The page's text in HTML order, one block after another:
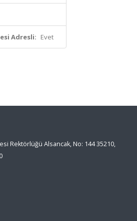
Adresli: Evet
Rektörlüğü Alsancak, No: 144 35210,